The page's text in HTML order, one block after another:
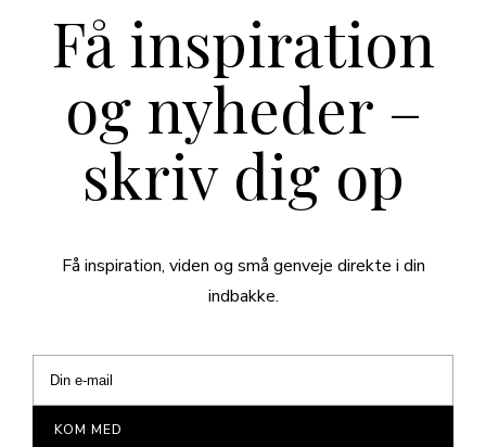
Få inspiration
og nyheder –
skriv dig op
Få inspiration, viden og små genveje direkte i din
indbakke.
KOM MED